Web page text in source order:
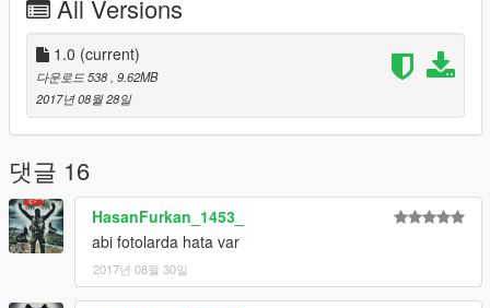
All Versions
1.0 (current)
다운로드 538 , 9.62MB
2017년 08월 28일
댓글 16
HasanFurkan_1453_
abi fotolarda hata var
2017년 08월 30일